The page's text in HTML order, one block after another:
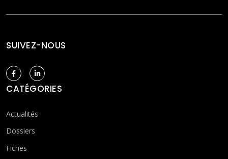
SUIVEZ-NOUS
CATÉGORIES
Actualités
Dossiers
Fiches